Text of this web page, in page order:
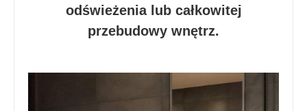
odświeżenia lub całkowitej
przebudowy wnętrz.